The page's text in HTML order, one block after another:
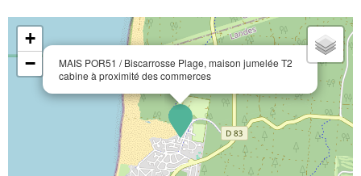
MAIS POR51 / Biscarrosse Plage, maison jumelée T2
cabine à proximité des commerces
+
−